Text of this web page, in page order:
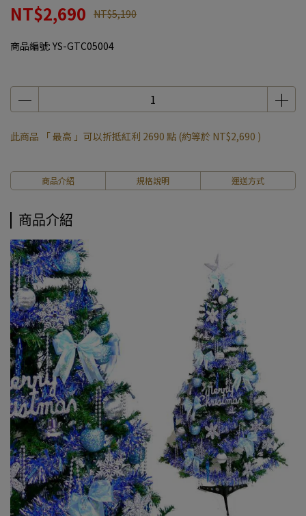
NT$2,690 NT$5,190
商品編號: YS-GTC05004
此商品 「 最高 」可以折抵紅利 2690 點 (約等於 NT$2,690 )
商品介紹 規格說明 運送方式
商品介紹